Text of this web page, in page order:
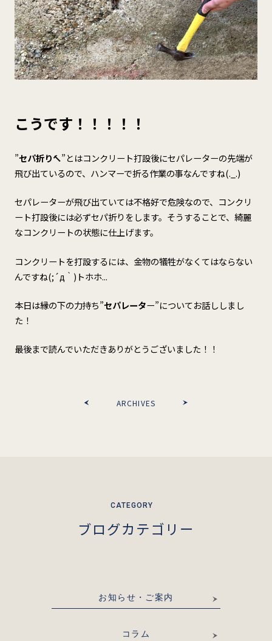
こうです！！！！！
”セパ折り🔨”とはコンクリート打設後にセパレーターの先端が
飛び出ているので、ハンマーで折る作業の事なんですね(._.)
セパレーターが飛び出ていては不格好で危険なので、コンクリ
ート打設後には必ずセパ折りをします。そうすることで、綺麗
なコンクリートの状態に仕上げます。
コンクリートを打設するには、金物の犠牲がなくてはならない
んですね(;´д｀)トホホ...
本日は縁の下の力持ち”セパレーター”についてお話ししまし
た！
最後まで読んでいただきありがとうございました！！
ARCHIVES
ブログカテゴリー
お知らせ・ご案内
コラム